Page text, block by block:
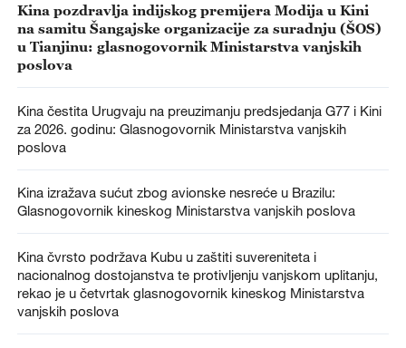
Kina pozdravlja indijskog premijera Modija u Kini
na samitu Šangajske organizacije za suradnju (ŠOS)
u Tianjinu: glasnogovornik Ministarstva vanjskih
poslova
Kina čestita Urugvaju na preuzimanju predsjedanja G77 i Kini
za 2026. godinu: Glasnogovornik Ministarstva vanjskih
poslova
Kina izražava sućut zbog avionske nesreće u Brazilu:
Glasnogovornik kineskog Ministarstva vanjskih poslova
Kina čvrsto podržava Kubu u zaštiti suvereniteta i
nacionalnog dostojanstva te protivljenju vanjskom uplitanju,
rekao je u četvrtak glasnogovornik kineskog Ministarstva
vanjskih poslova